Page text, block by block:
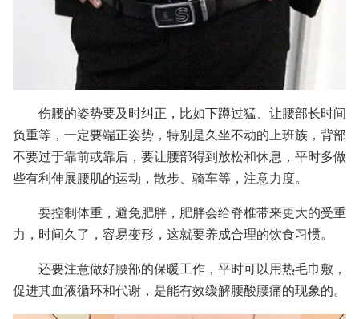
伤腰的姿势要及时纠正，比如下蹲过猛、让腰部长时间
负重等，一定要端正姿势，特别是久坐不动的上班族，背部
不要过于靠前或靠后，要让腰部得到放松和休息，平时多做
些有利伸展腰肌的运动，散步、骑车等，注意力度。
要控制体重，避免肥胖，肥胖会给脊椎带来更大的受重
力，时间久了，容易变形，这就要养成合理的饮食习惯。
还要注意做好腰部的保暖工作，平时可以用热毛巾敷，
促进其血液循环和代谢，是能有效缓解腰酸腰痛的现象的。